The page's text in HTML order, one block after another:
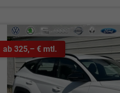
ab 325,– € mtl.